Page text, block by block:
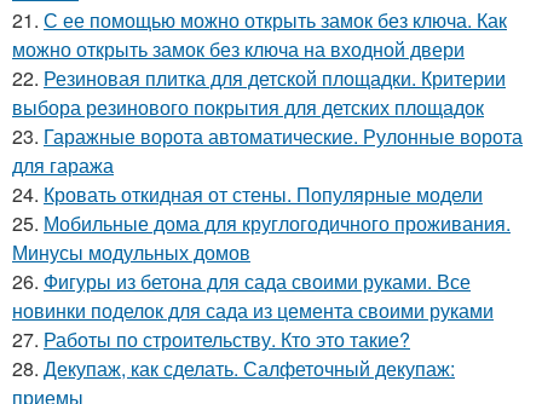
21. С ее помощью можно открыть замок без ключа. Как
можно открыть замок без ключа на входной двери
22. Резиновая плитка для детской площадки. Критерии
выбора резинового покрытия для детских площадок
23. Гаражные ворота автоматические. Рулонные ворота
для гаража
24. Кровать откидная от стены. Популярные модели
25. Мобильные дома для круглогодичного проживания.
Минусы модульных домов
26. Фигуры из бетона для сада своими руками. Все
новинки поделок для сада из цемента своими руками
27. Работы по строительству. Кто это такие?
28. Декупаж, как сделать. Салфеточный декупаж:
приемы